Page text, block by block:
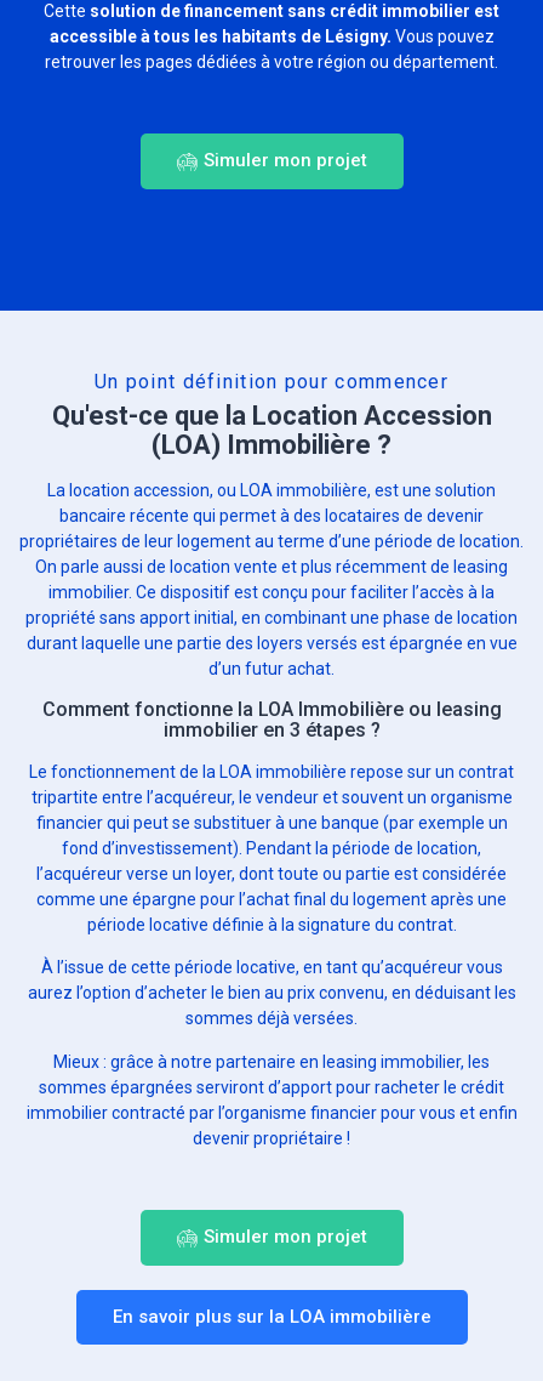
Cette solution de financement sans crédit immobilier est
accessible à tous les habitants de Lésigny. Vous pouvez
retrouver les pages dédiées à votre région ou département.
Simuler mon projet
Un point définition pour commencer
Qu'est-ce que la Location Accession
(LOA) Immobilière ?
La location accession, ou LOA immobilière, est une solution
bancaire récente qui permet à des locataires de devenir
propriétaires de leur logement au terme d’une période de location.
On parle aussi de location vente et plus récemment de leasing
immobilier. Ce dispositif est conçu pour faciliter l’accès à la
propriété sans apport initial, en combinant une phase de location
durant laquelle une partie des loyers versés est épargnée en vue
d’un futur achat.
Comment fonctionne la LOA Immobilière ou leasing
immobilier en 3 étapes ?
Le fonctionnement de la LOA immobilière repose sur un contrat
tripartite entre l’acquéreur, le vendeur et souvent un organisme
financier qui peut se substituer à une banque (par exemple un
fond d’investissement). Pendant la période de location,
l’acquéreur verse un loyer, dont toute ou partie est considérée
comme une épargne pour l’achat final du logement après une
période locative définie à la signature du contrat.
À l’issue de cette période locative, en tant qu’acquéreur vous
aurez l’option d’acheter le bien au prix convenu, en déduisant les
sommes déjà versées.
Mieux : grâce à notre partenaire en leasing immobilier, les
sommes épargnées serviront d’apport pour racheter le crédit
immobilier contracté par l’organisme financier pour vous et enfin
devenir propriétaire !
Simuler mon projet
En savoir plus sur la LOA immobilière